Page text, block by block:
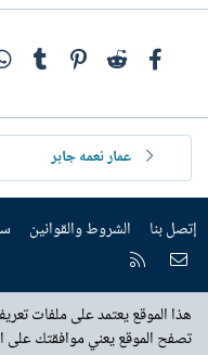
فيسبوكReddit
عمار نعمه جابر
إتصل بنا الشروط والقوانين
إتصل بنا
هذا الموقع يعتمد على ملفات
تصفح الموقع يعني موافقتك على